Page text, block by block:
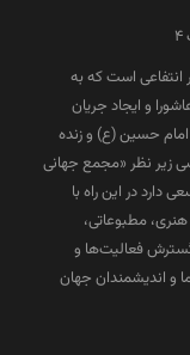
انتفاعی است که به
و ایجاد جریان
حسین (ع) و زنده
از سال ۱۳۹۳ هجری شمسی زیر نظر «مجمع جهانی
در این راه با
مطبوعاتی،
گسترش فعالیت‌ها و
اندیشمندان جهان